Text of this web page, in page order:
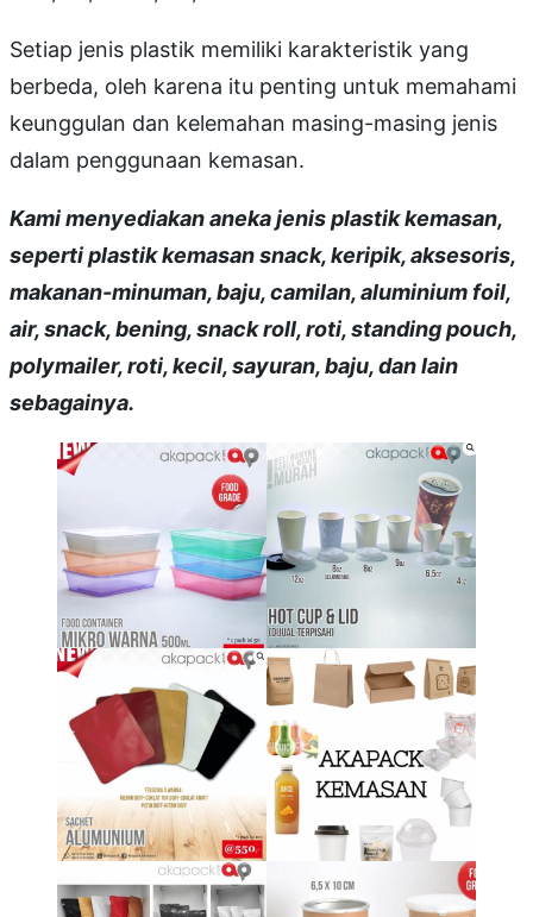
Setiap jenis plastik memiliki karakteristik yang
berbeda, oleh karena itu penting untuk memahami
keunggulan dan kelemahan masing-masing jenis
dalam penggunaan kemasan.
Kami menyediakan aneka jenis plastik kemasan,
seperti plastik kemasan snack, keripik, aksesoris,
makanan-minuman, baju, camilan, aluminium foil,
air, snack, bening, snack roll, roti, standing pouch,
polymailer, roti, kecil, sayuran, baju, dan lain
sebagainya.